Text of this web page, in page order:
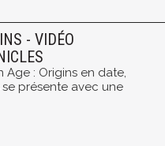
- VIDÉO
Age : Origins en date,
présente avec une